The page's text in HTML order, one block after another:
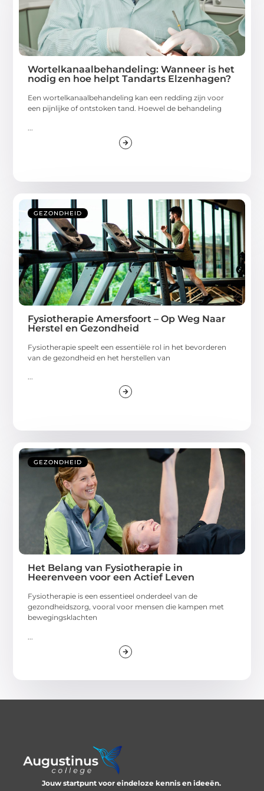
Wortelkanaalbehandeling: Wanneer is het
nodig en hoe helpt Tandarts Elzenhagen?
Een wortelkanaalbehandeling kan een redding zijn voor
een pijnlijke of ontstoken tand. Hoewel de behandeling
GEZONDHEID
Fysiotherapie Amersfoort – Op Weg Naar
Herstel en Gezondheid
Fysiotherapie speelt een essentiële rol in het bevorderen
van de gezondheid en het herstellen van
...
GEZONDHEID
Het Belang van Fysiotherapie in
Heerenveen voor een Actief Leven
Fysiotherapie is een essentieel onderdeel van de
gezondheidszorg, vooral voor mensen die kampen met
bewegingsklachten
Jouw startpunt voor eindeloze kennis en ideeën.